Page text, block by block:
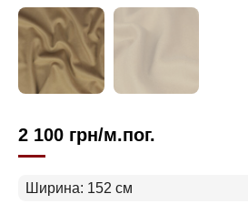
2 100 грн/м.пог.
Ширина: 152 см